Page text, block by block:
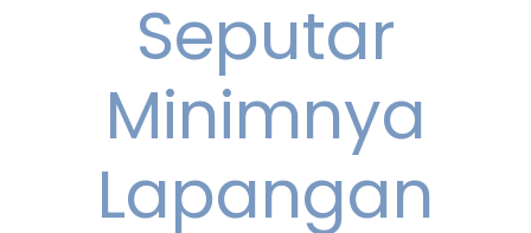
Seputar
Minimnya
Lapangan